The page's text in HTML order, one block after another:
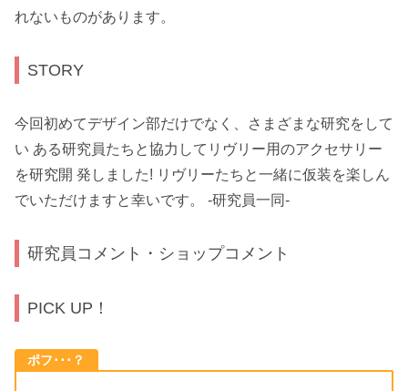
れないものがあります。
STORY
今回初めてデザイン部だけでなく、さまざまな研究をして
い ある研究員たちと協力してリヴリー用のアクセサリー
を研究開 発しました! リヴリーたちと一緒に仮装を楽しん
でいただけますと幸いです。 -研究員一同-
研究員コメント・ショップコメント
PICK UP！
ポフ･･･？